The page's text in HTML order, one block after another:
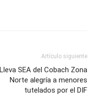
Artículo siguiente
Lleva SEA del Cobach Zona
Norte alegría a menores
tutelados por el DIF